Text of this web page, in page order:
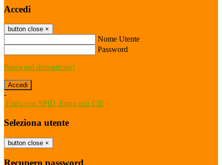
Accedi
button close ×
Nome Utente
Password
Password dimenticata?
-
Entra con SPID Entra con CIE
Seleziona utente
button close ×
Recupero password